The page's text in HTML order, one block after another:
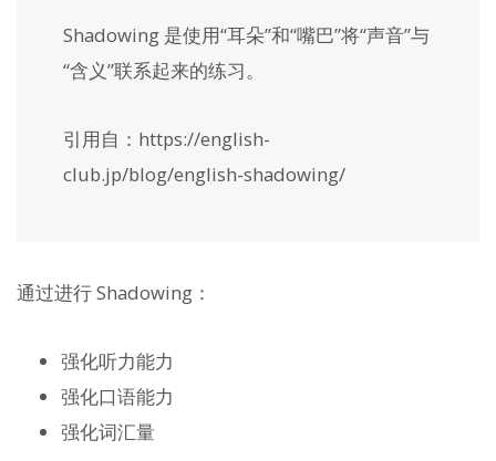
Shadowing 是使用“耳朵”和“嘴巴”将“声音”与
“含义”联系起来的练习。
引用自：https://english-
club.jp/blog/english-shadowing/
通过进行 Shadowing：
强化听力能力
强化口语能力
强化词汇量